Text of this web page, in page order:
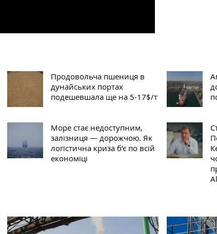
Продовольча пшениця в
дунайських портах
подешевшала ще на 5-17$/т
Море стає недоступним,
залізниця — дорожчою. Як
логістична криза б’є по всій
економіці